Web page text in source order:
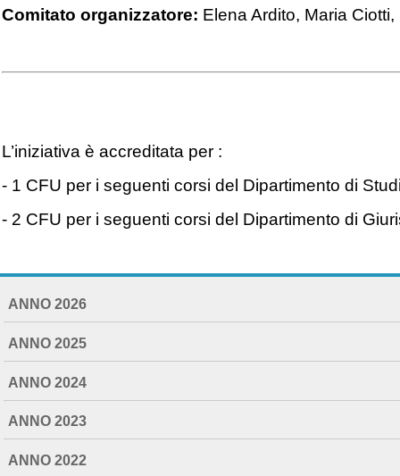
Comitato organizzatore: Elena Ardito, Maria
L’iniziativa è accreditata per :
- 1 CFU per i seguenti corsi del Dipartimento di
- 2 CFU per i seguenti corsi del Dipartimento di
EXTENDED
ANNO 2026
ANNO 2025
ANNO 2024
ANNO 2023
ANNO 2022